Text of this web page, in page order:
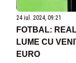
24 iul. 2024, 09:21
FOTBAL:
LUME CU
EURO